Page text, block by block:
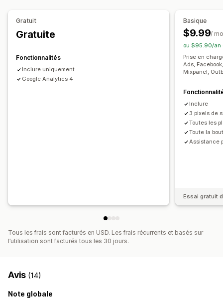
Suivi des performances
Tableaux de bord
Source de trafic
Gratuit
Gratuite
Fonctionnalités
Inclure uniquement
Google Analytics 4
Basique
$9.99/
ou $95.90/an
Prise en
Ads,
Mixpanel,
Inclure
3 pixels de
Toutes les
Toute la
Assistance
Essai gratuit
Tous les frais sont facturés en USD. Les frais récurrents et basés sur
l’utilisation sont facturés tous les 30 jours.
Avis (14)
Note globale